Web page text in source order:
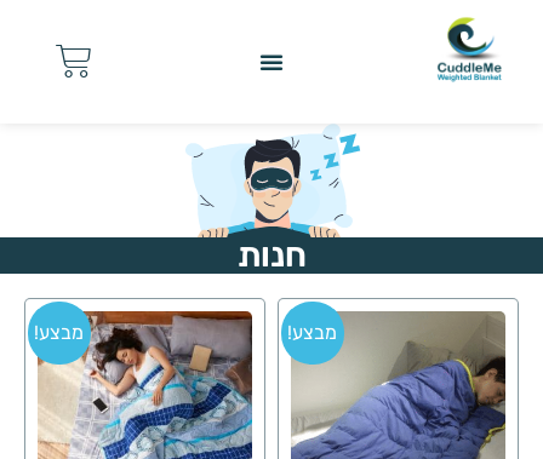
חנות
מבצע! מבצע!